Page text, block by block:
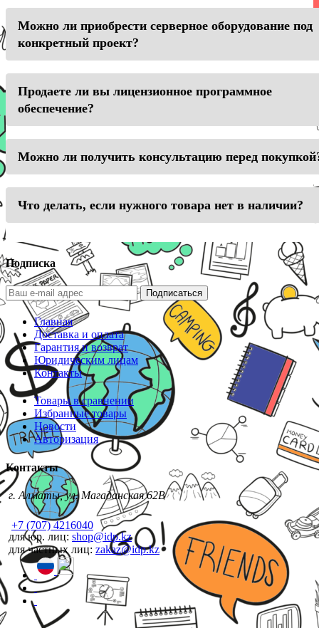
Можно ли приобрести серверное оборудование под
конкретный проект?
Продаете ли вы лицензионное программное
обеспечение?
Можно ли получить консультацию перед
Что делать, если нужного товара нет в наличии?
Подписка
Подписаться
Главная
Доставка и оплата
Гарантия и возврат
Юридическим лицам
Контакты
Товары в сравнении
Избранные товары
Новости
Авторизация
Контакты
г. Алматы, ул. Магаданская 62В
+7 (707) 4216040
для юр. лиц: shop@idp.kz
для частных лиц: zakaz@idp.kz